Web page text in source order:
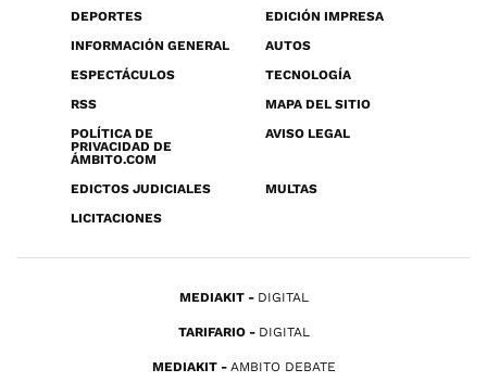
DEPORTES
EDICIÓN IMPRESA
INFORMACIÓN GENERAL
AUTOS
ESPECTÁCULOS
TECNOLOGÍA
RSS
MAPA DEL SITIO
POLÍTICA DE
PRIVACIDAD DE
ÁMBITO.COM
AVISO LEGAL
EDICTOS JUDICIALES
MULTAS
LICITACIONES
MEDIAKIT DIGITAL
TARIFARIO DIGITAL
MEDIAKIT AMBITO DEBATE